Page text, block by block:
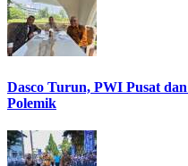
Dasco Turun, PWI Pusat
Polemik